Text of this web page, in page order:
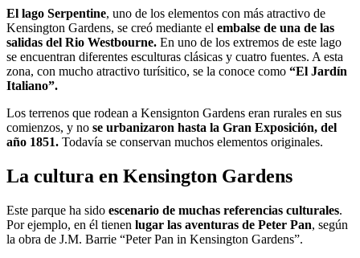
El lago Serpentine, uno de los elementos con más atractivo de
Kensington Gardens, se creó mediante el embalse de una de las
salidas del Rio Westbourne. En uno de los extremos de este lago
se encuentran diferentes esculturas clásicas y cuatro fuentes. A esta
zona, con mucho atractivo turísitico, se la conoce como “El Jardín
Italiano”.
Los terrenos que rodean a Kensignton Gardens eran rurales en sus
comienzos, y no se urbanizaron hasta la Gran Exposición, del
año 1851. Todavía se conservan muchos elementos originales.
La cultura en Kensington Gardens
Este parque ha sido escenario de muchas referencias culturales.
Por ejemplo, en él tienen lugar las aventuras de Peter Pan, según
la obra de J.M. Barrie “Peter Pan in Kensington Gardens”.